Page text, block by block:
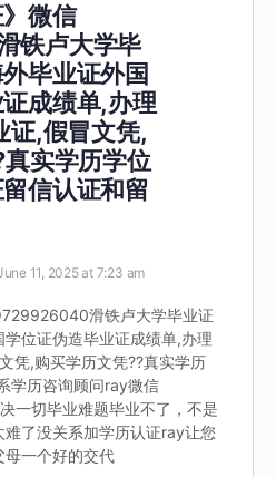
》微信
铁卢大学毕
毕业证外国
成绩单,办理
证,假冒文凭,
实学历学位
信认证和留
11, 2025 at 7:23 am
滑铁卢大学毕业证
位证伪造毕业证成绩单,办理
凭,购买学历文凭??真实学历
学历咨询顾问ray微信
一切毕业难题毕业不了，不是
了没关系加学历认证ray让您
母一个好的交代